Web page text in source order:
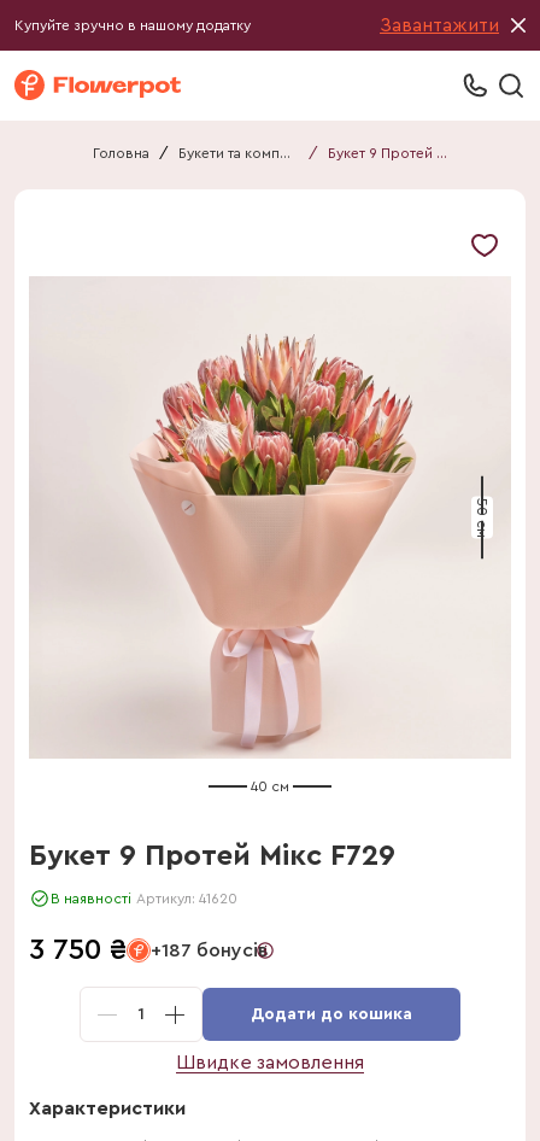
Купуйте зручно в нашому додатку Завантажити
Головна / Букети та композиції / Букет 9 Протей Мікс F729
50 см
40 см
Букет 9 Протей Мікс F729
В наявності Артикул: 41620
3 750 ₴ +187 бонусів
1 Додати до кошика
Швидке замовлення
Характеристики